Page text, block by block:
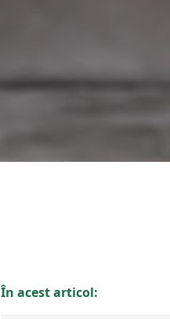
În acest articol: